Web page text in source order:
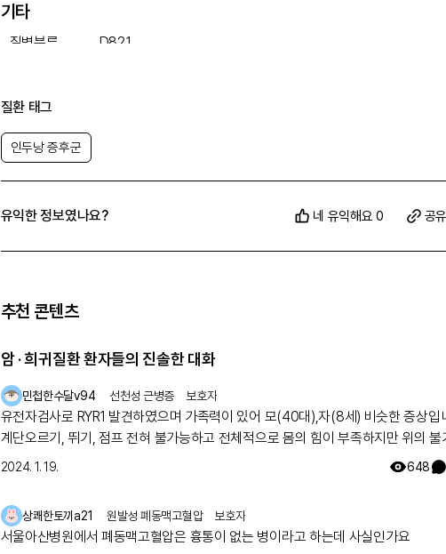
기타
질병분류
D82.1
산정 특례
의료비 지원
질환 태그
인두낭 증후군
유익한 정보였나요? 네 유익해요 0 공
추천 콘텐츠
암 · 희귀질환 환자들의 진솔한 대화
민첩한수달v94 선천성 근병증 보호자
유전자검사로 RYR1 발견하였으며 가족력이 있어 모(40대),자(8세) 비슷한 증상입니다.
계단오르기, 뛰기, 점프 전혀 불가능하고 전체적으로 몸의 힘이 부족하지만 위의 불
점을 빼고는 힘들지만 일상생활 가능합니다. 모의 유아시절인 35년전 서울대병원 진료를
지내다가 출산후 첫째아이도 같은 증상으로 서울대병원 방문하여 근육병의심으로
검사를 하였으나 정확한 이유는 찾지 못했고 국내에는 없는 유형이며 다른나라에
케이스가 있나 알아보기로 하고 주기적으로 외래만 다녔습니다. 그렇게 아이가 7세가 되
2024. 1. 19. 648
상쾌한토끼a21 원발성 폐동맥고혈압 보호자
서울아산병원에서 폐동맥고혈압은 흉통이 없는 병이라고 하는데 사실인가요